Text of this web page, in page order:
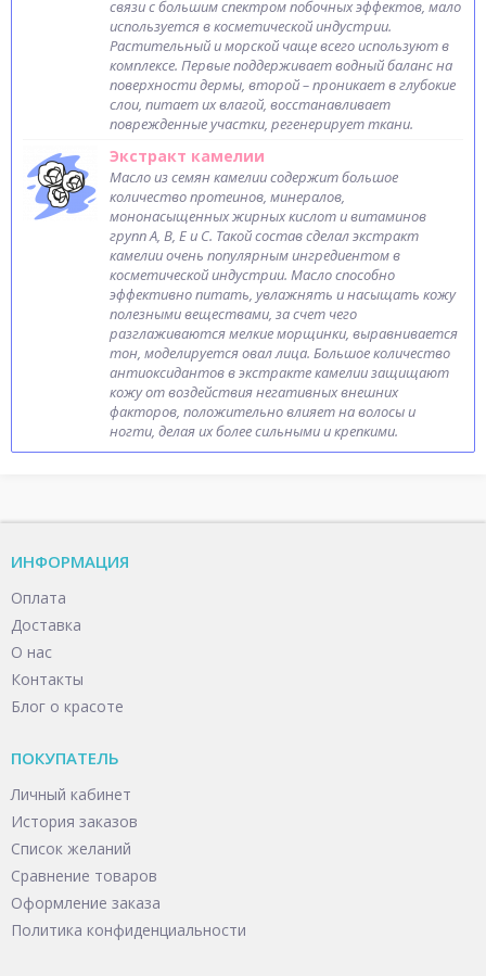
связи с большим спектром побочных эффектов, мало
используется в косметической индустрии.
Растительный и морской чаще всего используют в
комплексе. Первые поддерживает водный баланс на
поверхности дермы, второй – проникает в глубокие
слои, питает их влагой, восстанавливает
поврежденные участки, регенерирует ткани.
Экстракт камелии
Масло из семян камелии содержит большое
количество протеинов, минералов,
мононасыщенных жирных кислот и витаминов
групп A, B, E и С. Такой состав сделал экстракт
камелии очень популярным ингредиентом в
косметической индустрии. Масло способно
эффективно питать, увлажнять и насыщать кожу
полезными веществами, за счет чего
разглаживаются мелкие морщинки, выравнивается
тон, моделируется овал лица. Большое количество
антиоксидантов в экстракте камелии защищают
кожу от воздействия негативных внешних
факторов, положительно влияет на волосы и
ногти, делая их более сильными и крепкими.
ИНФОРМАЦИЯ
Оплата
Доставка
О нас
Контакты
Блог о красоте
ПОКУПАТЕЛЬ
Личный кабинет
История заказов
Список желаний
Сравнение товаров
Оформление заказа
Политика конфиденциальности